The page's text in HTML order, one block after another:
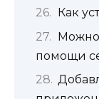
Как
Можно
помощи